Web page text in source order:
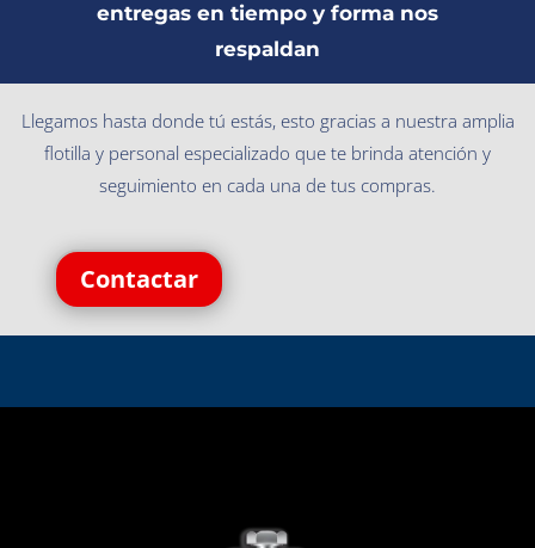
entregas en tiempo y forma nos
respaldan
Llegamos hasta donde tú estás, esto gracias a nuestra amplia
flotilla y personal especializado que te brinda atención y
seguimiento en cada una de tus compras.
Contactar